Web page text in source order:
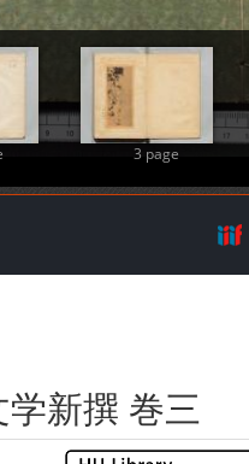
3 page
新撰 巻三